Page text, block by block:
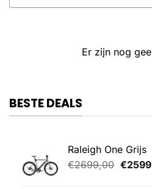
Er zijn nog
BESTE DEALS
Raleigh One Grijs
€2699,00 €